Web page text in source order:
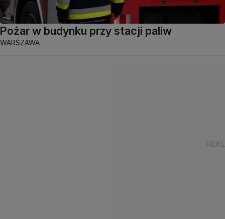
Pożar w budynku przy stacji paliw
WARSZAWA